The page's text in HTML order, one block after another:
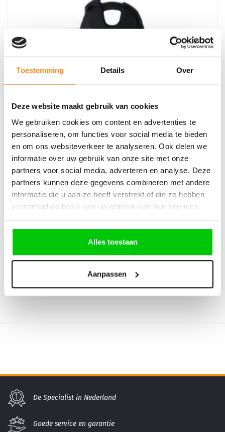
Toestemming Details Over
Deze website maakt gebruik van cookies
We gebruiken cookies om content en advertenties te
personaliseren, om functies voor social media te bieden
en om ons websiteverkeer te analyseren. Ook delen we
informatie over uw gebruik van onze site met onze
partners voor social media, adverteren en analyse. Deze
partners kunnen deze gegevens combineren met andere
informatie die u aan ze heeft verstrekt of die ze hebben
verzameld op basis van uw gebruik van hun services.
Alles toestaan
Aanpassen
Yamaha Silca YH35RATE Transpondersleutel
Incl. BTW
De Specialist in Nederland
Goede service en garantie